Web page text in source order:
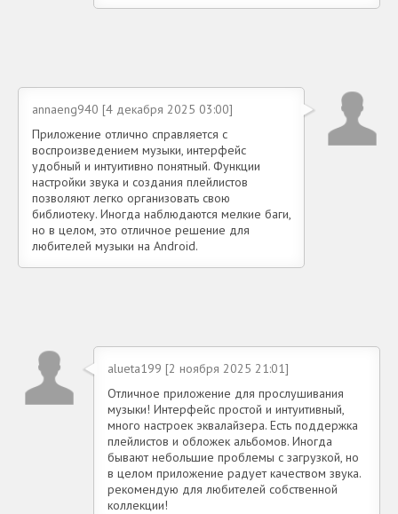
annaeng940 [4 декабря 2025 03:00]
Приложение отлично справляется с
воспроизведением музыки, интерфейс
удобный и интуитивно понятный. Функции
настройки звука и создания плейлистов
позволяют легко организовать свою
библиотеку. Иногда наблюдаются мелкие баги,
но в целом, это отличное решение для
любителей музыки на Android.
alueta199 [2 ноября 2025 21:01]
Отличное приложение для прослушивания
музыки! Интерфейс простой и интуитивный,
много настроек эквалайзера. Есть поддержка
плейлистов и обложек альбомов. Иногда
бывают небольшие проблемы с загрузкой, но
в целом приложение радует качеством звука.
рекомендую для любителей собственной
коллекции!